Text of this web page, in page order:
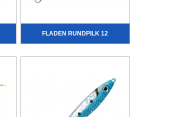
FLADEN RUNDPILK 12